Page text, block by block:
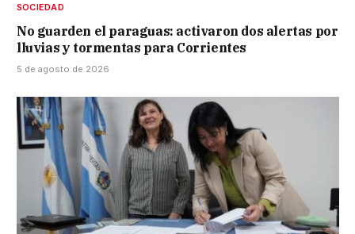
SOCIEDAD
No guarden el paraguas: activaron dos alertas por
lluvias y tormentas para Corrientes
5 de agosto de 2026